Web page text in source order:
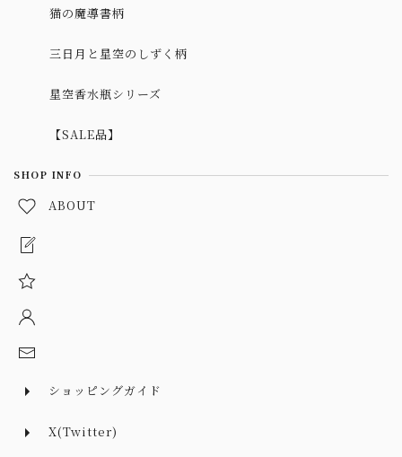
猫の魔導書柄
三日月と星空のしずく柄
星空香水瓶シリーズ
【SALE品】
SHOP INFO
ABOUT
ショッピングガイド
X(Twitter)